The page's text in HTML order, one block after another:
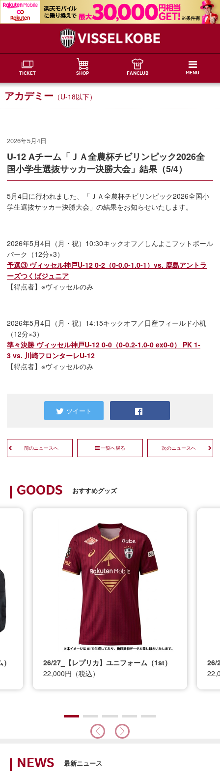
TICKET SHOP FANCLUB MENU
アカデミー （U-18以下）
2026年5月4日
U-12 Aチーム「ＪＡ全農杯チビリンピック2026全
国小学生選抜サッカー決勝大会」結果（5/4）
5月4日に行われました、「ＪＡ全農杯チビリンピック2026全国小
学生選抜サッカー決勝大会」の結果をお知らせいたします。
2026年5月4日（月・祝）10:30キックオフ／しんよこフットボール
パーク（12分×3）
予選③ ヴィッセル神戸U-12 0-2（0-0.0-1.0-1）vs. 鹿島アントラ
ーズつくばジュニア
【得点者】※ヴィッセルのみ
2026年5月4日（月・祝）14:15キックオフ／日産フィールド小机
（12分×3）
準々決勝 ヴィッセル神戸U-12 0-0（0-0.2-1.0-0 ex0-0） PK 1-
3 vs. 川崎フロンターレU-12
【得点者】※ヴィッセルのみ
ツイート
前のニュースへ 一覧へ戻る 次のニュースへ
GOODS おすすめグッズ
26/27_【レプリカ】ユニフォーム（1st）
22,000円（税込）
26/
NEWS 最新ニュース